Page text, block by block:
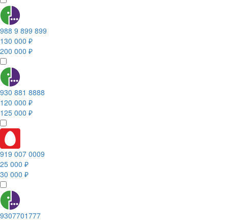
988 9 899 899
130 000 ₽
200 000 ₽
930 881 8888
120 000 ₽
125 000 ₽
919 007 0009
25 000 ₽
30 000 ₽
9307701777